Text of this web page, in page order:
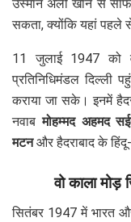
उस्मान अली खान से
सकता, क्योंकि यहां पहले
11 जुलाई 1947 को
प्रतिनिधिमंडल दिल्ली
कराया जा सके। इनमें
नवाबमोहम्मद अहमद
मटनऔर हैदराबाद के
वो काला
सितंबर 1947 में भारत